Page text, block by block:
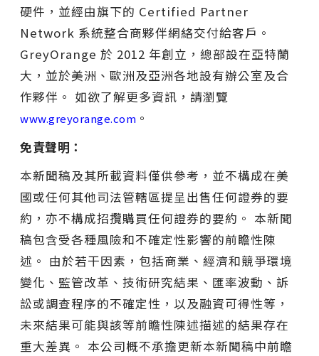
硬件，並經由旗下的 Certified Partner
Network 系統整合商夥伴網絡交付給客戶。
GreyOrange 於 2012 年創立，總部設在亞特蘭
大，並於美洲、歐洲及亞洲各地設有辦公室及合
作夥伴。 如欲了解更多資訊，請瀏覽
www.greyorange.com 。
免責聲明：
本新聞稿及其所載資料僅供參考，並不構成在美
國或任何其他司法管轄區提呈出售任何證券的要
約，亦不構成招攬購買任何證券的要約。 本新聞
稿包含受各種風險和不確定性影響的前瞻性陳
述。 由於若干因素，包括商業、經濟和競爭環境
變化、監管改革、技術研究結果、匯率波動、訴
訟或調查程序的不確定性，以及融資可得性等，
未來結果可能與該等前瞻性陳述描述的結果存在
重大差異。 本公司概不承擔更新本新聞稿中前瞻